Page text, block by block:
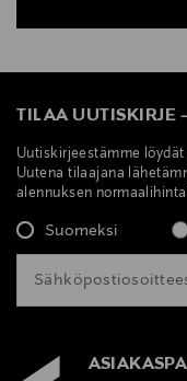
TILAA UUTISKIRJE
Uutiskirjeestämme
Uutena tilaajana
alennuksen
Suomeksi